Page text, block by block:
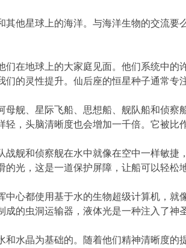
其他星球上的海洋。与海洋生物的交流
们在地球上的大家庭见面。他们系统中
们的灵性提升。仙后座的恒星种子通常专
母舰、星际飞船、思想船、舰队船和侦
轻，头脑清晰度也会增加一千倍。它被比
战舰和侦察舰在水中就像在空中一样敏捷
的光，这是一道保护屏障，让船可以轻松
中心都使用基于水的生物超级计算机，
成的虫洞运输器，液体光是一种注入了神
和水晶为基础的。随着他们精神清晰度